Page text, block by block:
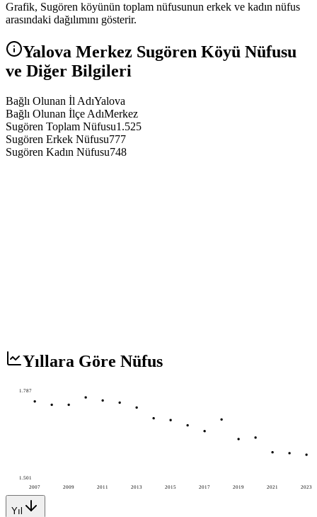
Grafik, Sugören köyünün toplam nüfusunun erkek ve kadın nüfus
arasındaki dağılımını gösterir.
Yalova Merkez Sugören Köyü Nüfusu
ve Diğer Bilgileri
Bağlı Olunan İl AdıYalova
Bağlı Olunan İlçe AdıMerkez
Sugören Toplam Nüfusu1.525
Sugören Erkek Nüfusu777
Sugören Kadın Nüfusu748
Yıllara Göre Nüfus
2007 2009 2011 2013 2015 2017 2019 2021 2023
1.787
1.501
Yıl